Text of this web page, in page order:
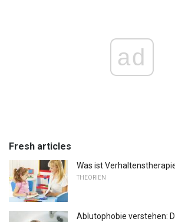
ad
Fresh articles
Was ist
THEORIEN
Ablutophobie verstehen: